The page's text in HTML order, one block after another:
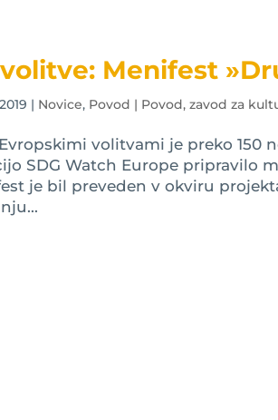
Menifest
| Novice, Povod | Povod, zavod za
volitvami je preko 150
SDG Watch Europe pripravilo
je bil preveden v okviru